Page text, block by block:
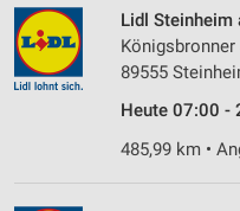
Lidl Steinheim
Königsbronner
89555
Heute 07:00 -
485,99 km •
Verwendung genauer
Geräte anhand von aktiv
Informationen
Nicht-IAB-Verarbeitungszwecke:
Performance